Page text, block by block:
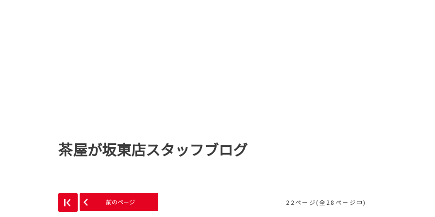
茶屋が坂東店スタッフブログ
前のページ 22ページ(全28ページ中)